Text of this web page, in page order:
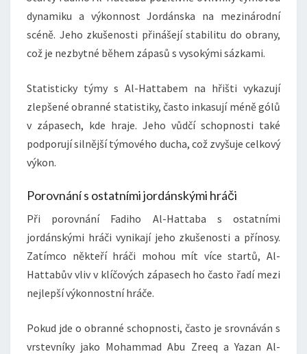
dynamiku a výkonnost Jordánska na mezinárodní
scéně. Jeho zkušenosti přinášejí stabilitu do obrany,
což je nezbytné během zápasů s vysokými sázkami.
Statisticky týmy s Al-Hattabem na hřišti vykazují
zlepšené obranné statistiky, často inkasují méně gólů
v zápasech, kde hraje. Jeho vůdčí schopnosti také
podporují silnější týmového ducha, což zvyšuje celkový
výkon.
Porovnání s ostatními jordánskými hráči
Při porovnání Fadiho Al-Hattaba s ostatními
jordánskými hráči vynikají jeho zkušenosti a přínosy.
Zatímco někteří hráči mohou mít více startů, Al-
Hattabův vliv v klíčových zápasech ho často řadí mezi
nejlepší výkonnostní hráče.
Pokud jde o obranné schopnosti, často je srovnáván s
vrstevníky jako Mohammad Abu Zreeq a Yazan Al-